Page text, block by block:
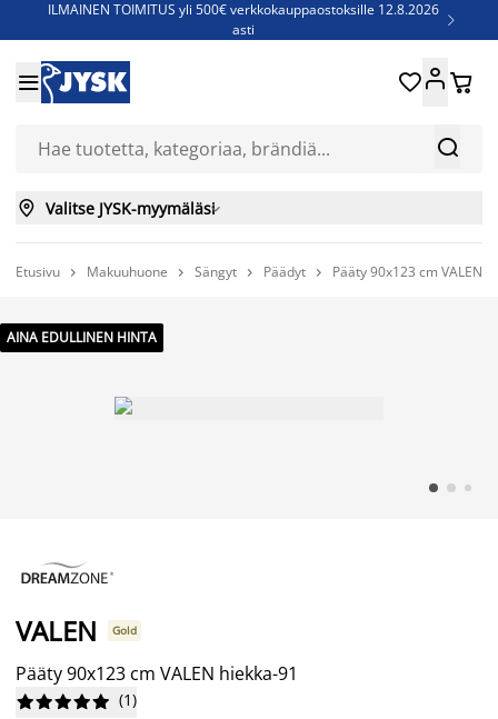
ILMAINEN TOIMITUS yli 500€ verkkokauppaostoksille 12.8.2026
asti

Jenkkisänkyjä - Säästä jopa 60%


 
 Valitse JYSK-myymäläsi
Etusivu  Makuuhuone  Sängyt  Päädyt  Pääty 90x123 cm VALEN
AINA EDULLINEN HINTA
VALEN Gold
Pääty 90x123 cm VALEN hiekka-91





 (1)